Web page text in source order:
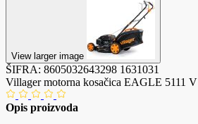
View larger image
ŠIFRA: 8605032643298 1631031
Villager motorna kosačica EAGLE 5111 V
Opis proizvoda